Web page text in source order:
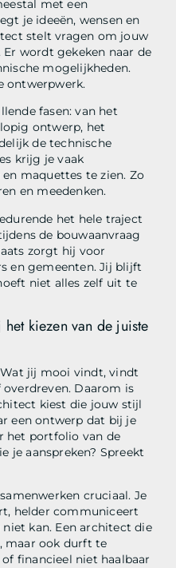
met een
je ideeën, wensen en
stelt vragen om jouw
wordt gekeken naar de
mogelijkheden.
ontwerpwerk.
fasen: van het
ontwerp, het
de technische
krijg je vaak
maquettes te zien. Zo
en meedenken.
het hele traject
de bouwaanvraag
zorgt hij voor
en gemeenten. Jij blijft
niet alles zelf uit te
kiezen van de juiste
jij mooi vindt, vindt
Daarom is
kiest die jouw stijl
een ontwerp dat bij je
het portfolio van de
je aanspreken? Spreekt
cruciaal. Je
helder communiceert
kan. Een architect die
maar ook durft te
financieel niet haalbaar